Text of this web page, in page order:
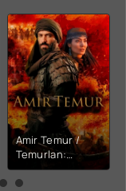
Amir Temur /
Temurlan:
Fathchining
yuksalishi